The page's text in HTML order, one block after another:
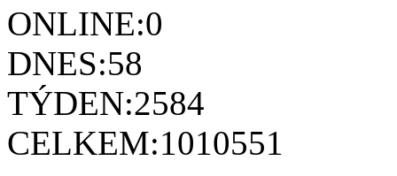
ONLINE:0
DNES:58
TÝDEN:2584
CELKEM:1010551